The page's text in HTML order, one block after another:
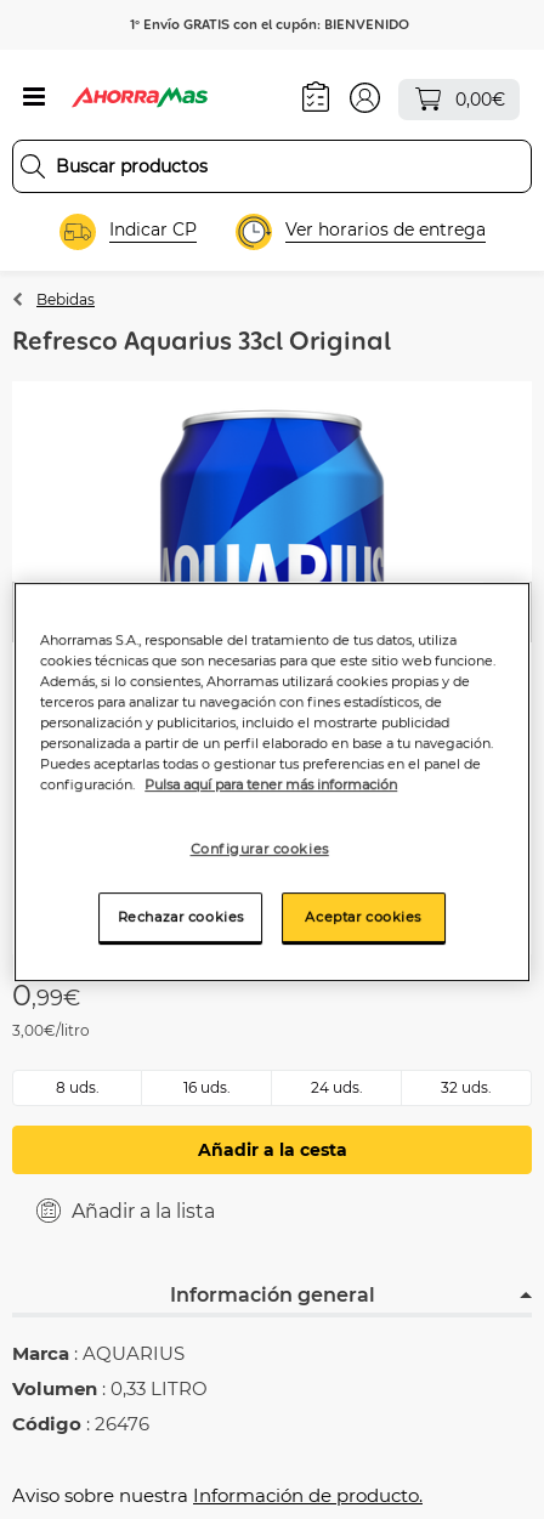
1º Envío GRATIS con el cupón: BIENVENIDO
0,00€
Indicar CP Ver horarios de entrega
Bebidas
Refresco Aquarius 33cl Original
0,99€
3,00€/litro
8 uds. 16 uds. 24 uds. 32 uds.
Añadir a la cesta
Añadir a la lista
Información general
Marca : AQUARIUS
Volumen : 0,33 LITRO
Código : 26476
Aviso sobre nuestra Información de producto.
Ahorramas S.A., responsable del tratamiento de tus datos, utiliza
cookies técnicas que son necesarias para que este sitio web funcione.
Además, si lo consientes, Ahorramas utilizará cookies propias y de
terceros para analizar tu navegación con fines estadísticos, de
personalización y publicitarios, incluido el mostrarte publicidad
personalizada a partir de un perfil elaborado en base a tu navegación.
Puedes aceptarlas todas o gestionar tus preferencias en el panel de
configuración.
Pulsa aquí para tener más información
Configurar cookies
Rechazar cookies Aceptar cookies